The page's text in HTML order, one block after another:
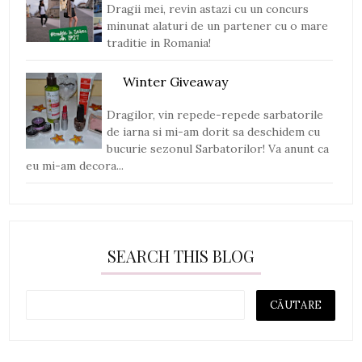
Dragii mei, revin astazi cu un concurs
minunat alaturi de un partener cu o mare
traditie in Romania!
Winter Giveaway
Dragilor, vin repede-repede sarbatorile
de iarna si mi-am dorit sa deschidem cu
bucurie sezonul Sarbatorilor! Va anunt ca
eu mi-am decora...
SEARCH THIS BLOG